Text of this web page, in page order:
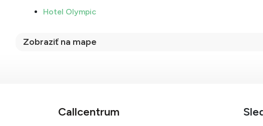
Hotel Olympic
Zobraziť na mape
Callcentrum